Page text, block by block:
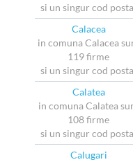
si un singur cod
Calacea
in comuna Calacea
119 firme
si un singur cod
Calatea
in comuna Calatea
108 firme
si un singur cod
Calugari